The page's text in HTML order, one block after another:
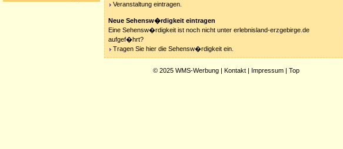
Veranstaltung eintragen.
Neue Sehensw�rdigkeit eintragen
Eine Sehensw�rdigkeit ist noch nicht unter erlebnisland-erzgebirge.de
aufgef�hrt?
Tragen Sie hier die Sehensw�rdigkeit ein.
© 2025 WMS-Werbung | Kontakt | Impressum | Top